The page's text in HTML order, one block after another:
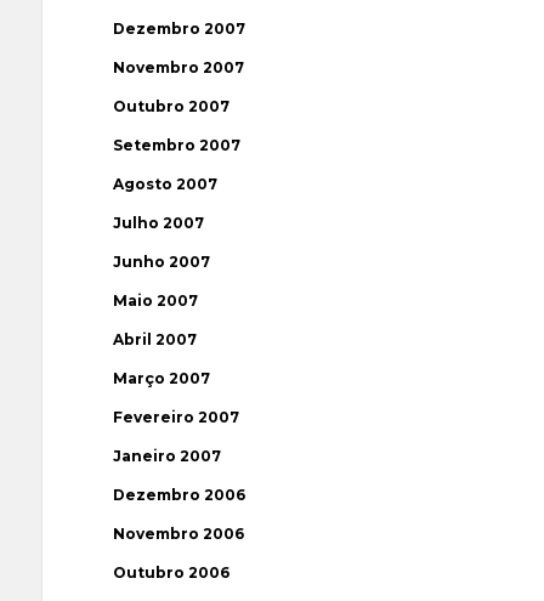
Dezembro 2007
Novembro 2007
Outubro 2007
Setembro 2007
Agosto 2007
Julho 2007
Junho 2007
Maio 2007
Abril 2007
Março 2007
Fevereiro 2007
Janeiro 2007
Dezembro 2006
Novembro 2006
Outubro 2006